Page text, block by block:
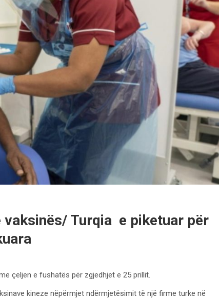
Turqia e piketuar për
çeljen e fushatës për zgjedhjet e 25 prillit.
kineze nëpërmjet ndërmjetësimit të një firme turke në